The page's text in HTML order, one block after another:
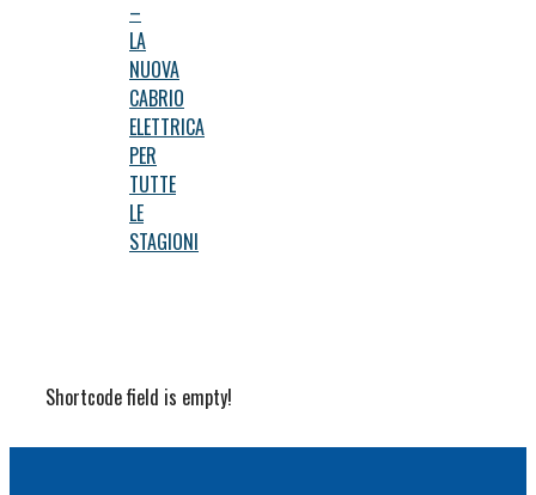
–
LA
NUOVA
CABRIO
ELETTRICA
PER
TUTTE
LE
STAGIONI
Shortcode field is empty!